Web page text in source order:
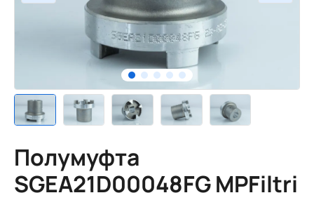
Полумуфта
SGEA21D00048FG MPFiltri